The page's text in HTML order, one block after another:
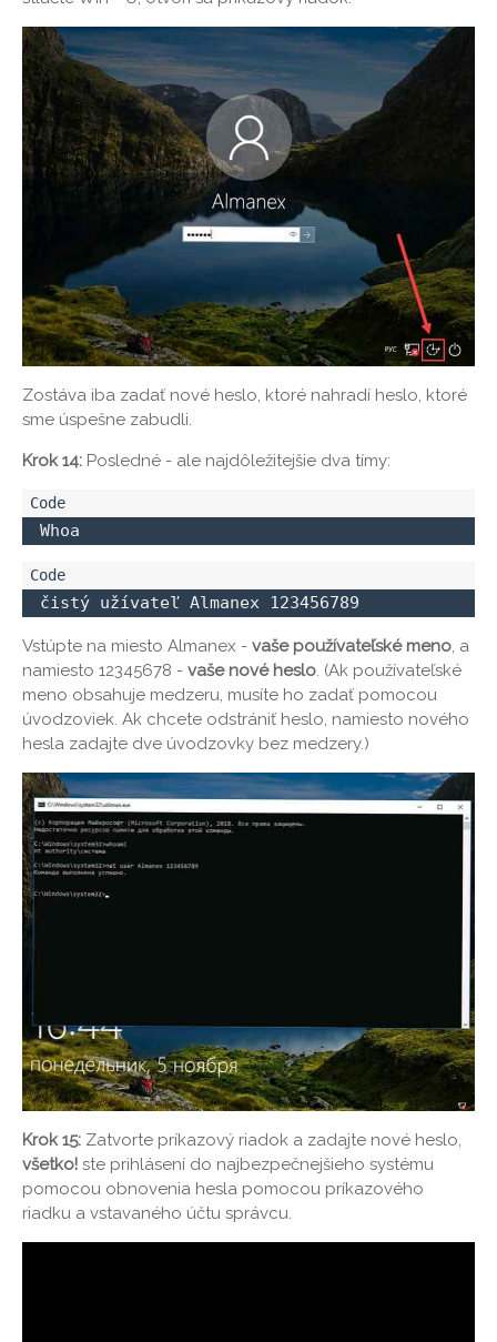
Zostáva iba zadať nové heslo, ktoré nahradí heslo, ktoré
sme úspešne zabudli.
Krok 14: Posledné - ale najdôležitejšie dva tímy:
Whoa
čistý užívateľ Almanex 123456789
Vstúpte na miesto Almanex - vaše používateľské meno, a
namiesto 12345678 - vaše nové heslo. (Ak používateľské
meno obsahuje medzeru, musíte ho zadať pomocou
úvodzoviek. Ak chcete odstrániť heslo, namiesto nového
hesla zadajte dve úvodzovky bez medzery.)
Krok 15: Zatvorte príkazový riadok a zadajte nové heslo,
všetko! ste prihlásení do najbezpečnejšieho systému
pomocou obnovenia hesla pomocou príkazového
riadku a vstavaného účtu správcu.